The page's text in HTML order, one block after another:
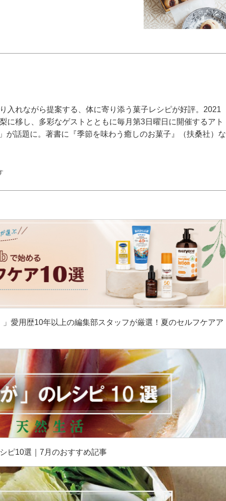
入れながら提案する、体に寄り添う菓子レシピが好評。2021
に移し、多彩なゲストとともに毎月第3日曜日に開催するアト
が話題に。著書に『季節を味わう癒しのお菓子』（扶桑社）な
愛用歴10年以上の編集部スタッフが厳選！夏のセルフケアア
ピ10選｜7月のおすすめ記事